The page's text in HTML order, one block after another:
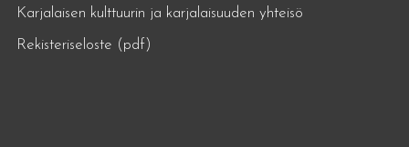
Karjalaisen kulttuurin ja karjalaisuuden yhteisö
Rekisteriseloste (pdf)